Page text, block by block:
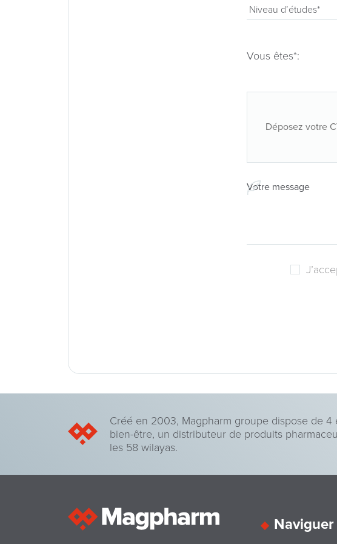
Vous êtes*:
Déposez votre
Votre message
Créé en 2003, Magpharm groupe dispose de
bien-être, un distributeur de produits
les 58 wilayas.
Naviguer